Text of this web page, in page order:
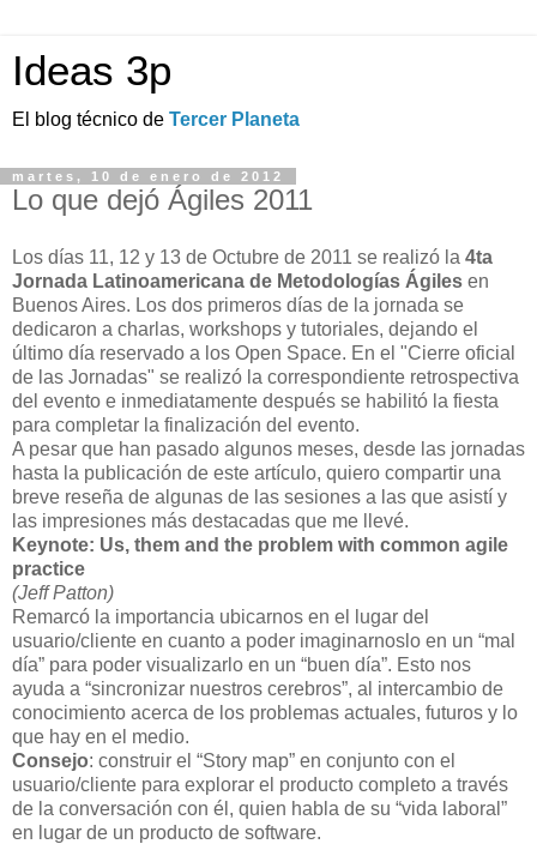
Ideas 3p
El blog técnico de Tercer Planeta
martes, 10 de enero de 2012
Lo que dejó Ágiles 2011
Los días 11, 12 y 13 de Octubre de 2011 se realizó la 4ta
Jornada Latinoamericana de Metodologías Ágiles en
Buenos Aires. Los dos primeros días de la jornada se
dedicaron a charlas, workshops y tutoriales, dejando el
último día reservado a los Open Space. En el "Cierre oficial
de las Jornadas" se realizó la correspondiente retrospectiva
del evento e inmediatamente después se habilitó la fiesta
para completar la finalización del evento.
A pesar que han pasado algunos meses, desde las jornadas
hasta la publicación de este artículo, quiero compartir una
breve reseña de algunas de las sesiones a las que asistí y
las impresiones más destacadas que me llevé.
Keynote: Us, them and the problem with common agile
practice
(Jeff Patton)
Remarcó la importancia ubicarnos en el lugar del
usuario/cliente en cuanto a poder imaginarnoslo en un “mal
día” para poder visualizarlo en un “buen día”. Esto nos
ayuda a “sincronizar nuestros cerebros”, al intercambio de
conocimiento acerca de los problemas actuales, futuros y lo
que hay en el medio.
Consejo: construir el “Story map” en conjunto con el
usuario/cliente para explorar el producto completo a través
de la conversación con él, quien habla de su “vida laboral”
en lugar de un producto de software.